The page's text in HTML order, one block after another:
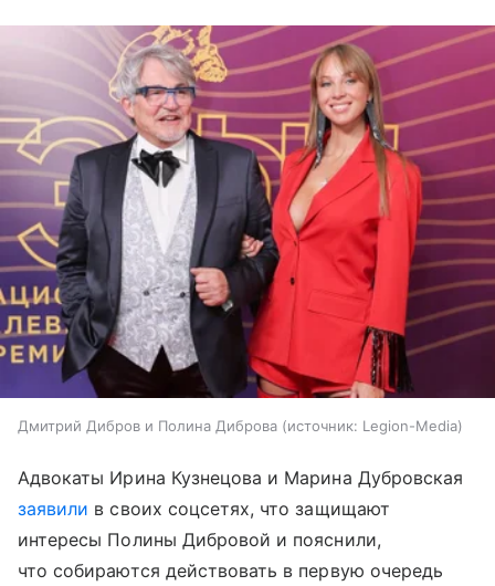
Дмитрий Дибров и Полина Диброва источник: Legion-Media
Адвокаты Ирина Кузнецова и Марина Дубровская
заявили в своих соцсетях, что защищают
интересы Полины Дибровой и пояснили,
что собираются действовать в первую очередь